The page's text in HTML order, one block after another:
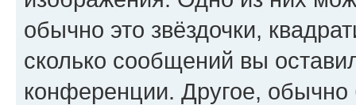
обычно это звёздочки,
сколько сообщений вы
конференции. Другое,